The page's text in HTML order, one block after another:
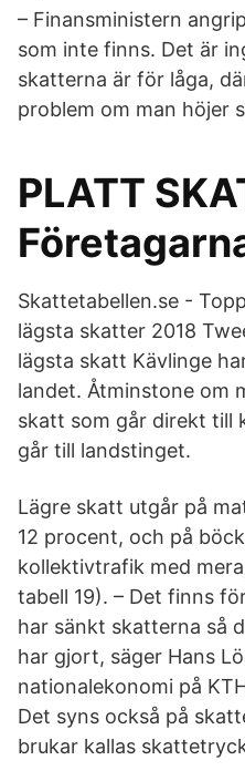
– Finansministern
som inte finns. Det är
skatterna är för låga,
problem om man höjer
PLATT
Skattetabellen.se -
lägsta skatter 2018
lägsta skatt Kävlinge
landet. Åtminstone om
skatt som går direkt till
går till landstinget.
Lägre skatt utgår på
12 procent, och på
kollektivtrafik med
tabell 19). – Det finns
har sänkt skatterna så
har gjort, säger Hans
nationalekonomi på
Det syns också på
brukar kallas